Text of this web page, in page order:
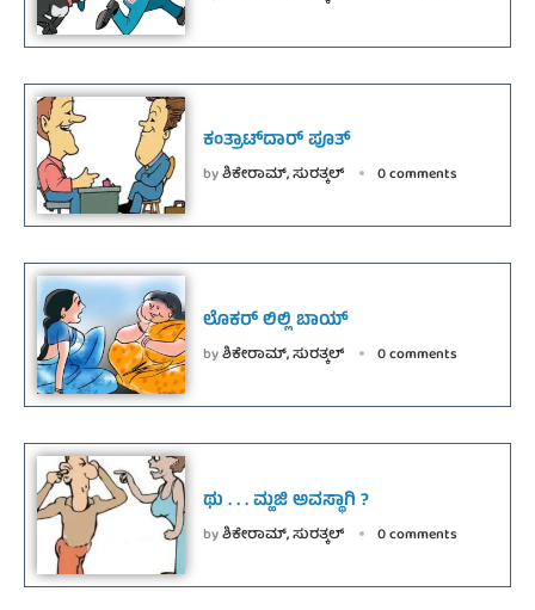
ಕಂತ್ರಾಟ್‌ದಾರ್ ಪೂತ್
byಶಿಕೇರಾಮ್, ಸುರತ್ಕಲ್ 0 comments
ಲೊಕರ್ ಲಿಲ್ಲಿ ಬಾಯ್
byಶಿಕೇರಾಮ್, ಸುರತ್ಕಲ್ 0 comments
ಥು . . . ಮ್ಹಜಿ ಅವಸ್ಥಾಗಿ ?
byಶಿಕೇರಾಮ್, ಸುರತ್ಕಲ್ 0 comments